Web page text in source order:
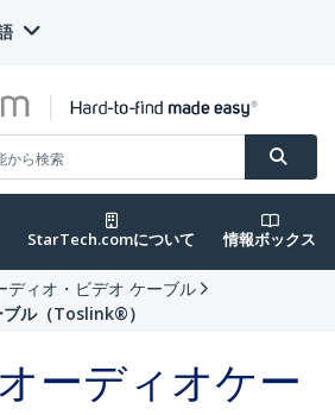
StarTech.comについて 情報ボックス
ディオ・ビデオ ケーブル
ル（Toslink®）
ーディオケー